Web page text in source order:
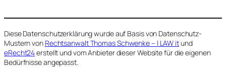
Diese Datenschutzerklärung wurde auf Basis von Datenschutz-
Mustern von Rechtsanwalt Thomas Schwenke – I LAW itund
eRecht24erstellt und vom Anbieter dieser Website für die eigenen
Bedürfnisse angepasst.